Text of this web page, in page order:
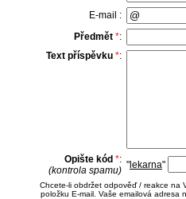
E-mail :
Předmět *:
Text příspěvku *:
Opište kód *:
(kontrola spamu) " lekarna"
Chcete-li obdržet odpověď / reakce na
položku E-mail. Vaše emailová adresa